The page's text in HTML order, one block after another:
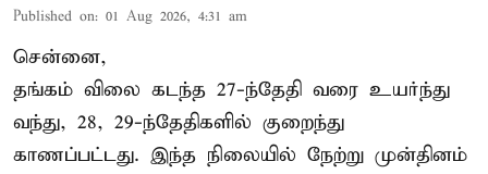
Published on: 01 Aug 2026, 4:31 am
சென்னை,
தங்கம் விலை கடந்த 27-ந்தேதி வரை உயர்ந்து
வந்து, 28, 29-ந்தேதிகளில் குறைந்து
காணப்பட்டது. இந்த நிலையில் நேற்று முன்தினம்